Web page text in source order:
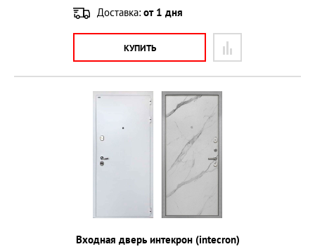
Доставка: от 1 дня
КУПИТЬ
Входная дверь интекрон (intecron)